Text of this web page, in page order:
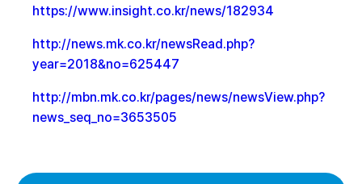
https://www.insight.co.kr/news/182934
http://news.mk.co.kr/newsRead.php?
year=2018&no=625447
http://mbn.mk.co.kr/pages/news/newsView.php?
news_seq_no=3653505